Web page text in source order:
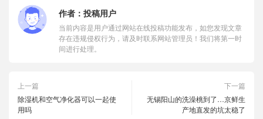
作者： 投稿用户
当前内容是用户通过网站在线投稿功能发布，如您发现文章
存在违规侵权行为，请及时联系网站管理员！我们将第一时
间进行处理。
上一篇
除湿机和空气净化器可以一起使
用吗
下一篇
无锡阳山的洗澡桃到了…京鲜生
产地直发的坑太稳了